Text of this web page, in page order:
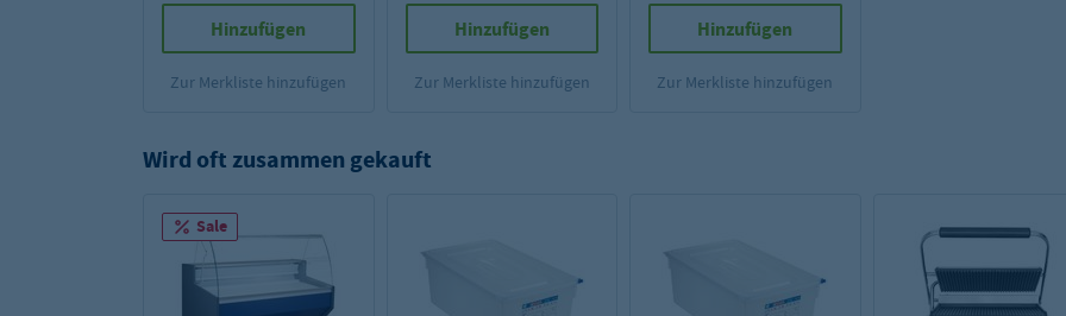
Hinzufügen
Zur Merkliste hinzufügen
Hinzufügen
Zur Merkliste hinzufügen
Hinzufügen
Zur Merkliste hinzufügen
Wird oft zusammen gekauft
Sale